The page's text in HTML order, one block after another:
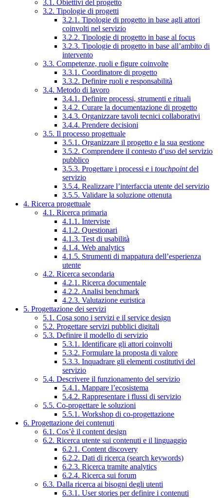
3.1. Obiettivi del progetto
3.2. Tipologie di progetti
3.2.1. Tipologie di progetto in base agli attori
coinvolti nel servizio
3.2.2. Tipologie di progetto in base al focus
3.2.3. Tipologie di progetto in base all’ambito di
intervento
3.3. Competenze, ruoli e figure coinvolte
3.3.1. Coordinatore di progetto
3.3.2. Definire ruoli e responsabilità
3.4. Metodo di lavoro
3.4.1. Definire processi, strumenti e rituali
3.4.2. Curare la documentazione di progetto
3.4.3. Organizzare tavoli tecnici collaborativi
3.4.4. Prendere decisioni
3.5. Il processo progettuale
3.5.1. Organizzare il progetto e la sua gestione
3.5.2. Comprendere il contesto d’uso del servizio
pubblico
3.5.3. Progettare i processi e i touchpointdel
servizio
3.5.4. Realizzare l’interfaccia utente del servizio
3.5.5. Validare la soluzione ottenuta
4. Ricerca progettuale
4.1. Ricerca primaria
4.1.1. Interviste
4.1.2. Questionari
4.1.3. Test di usabilità
4.1.4. Web analytics
4.1.5. Strumenti di mappatura dell’esperienza
utente
4.2. Ricerca secondaria
4.2.1. Ricerca documentale
4.2.2. Analisi benchmark
4.2.3. Valutazione euristica
5. Progettazione dei servizi
5.1. Cosa sono i servizi e il service design
5.2. Progettare servizi pubblici digitali
5.3. Definire il modello di servizio
5.3.1. Identificare gli attori coinvolti
5.3.2. Formulare la proposta di valore
5.3.3. Inquadrare gli elementi costitutivi del
servizio
5.4. Descrivere il funzionamento del servizio
5.4.1. Mappare l’ecosistema
5.4.2. Rappresentare i flussi di servizio
5.5. Co-progettare le soluzioni
5.5.1. Workshop di co-progettazione
6. Progettazione dei contenuti
6.1. Cos’è il content design
6.2. Ricerca utente sui contenuti e il linguaggio
6.2.1. Content discovery
6.2.2. Dati di ricerca (search keywords)
6.2.3. Ricerca tramite analytics
6.2.4. Ricerca sui forum
6.3. Dalla ricerca ai bisogni degli utenti
6.3.1. User stories per definire i contenuti